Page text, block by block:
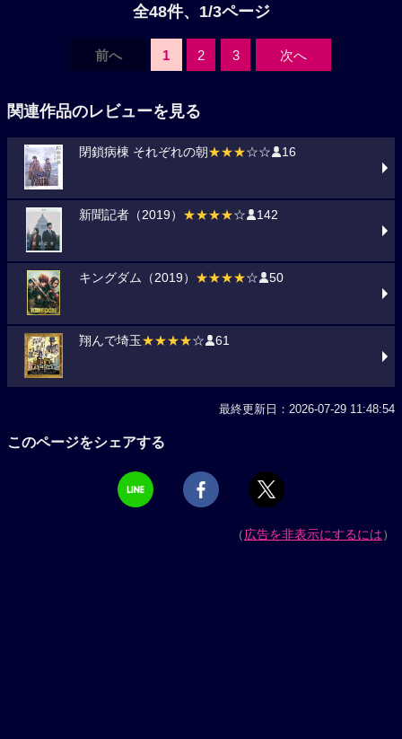
全48件、1/3ページ
前へ 1 2 3 次へ
関連作品のレビューを見る
閉鎖病棟 それぞれの朝 ★★★☆☆ 16
新聞記者（2019） ★★★★☆ 142
キングダム（2019） ★★★★☆ 50
翔んで埼玉 ★★★★☆ 61
最終更新日：2026-07-29 11:48:54
このページをシェアする
（広告を非表示にするには）